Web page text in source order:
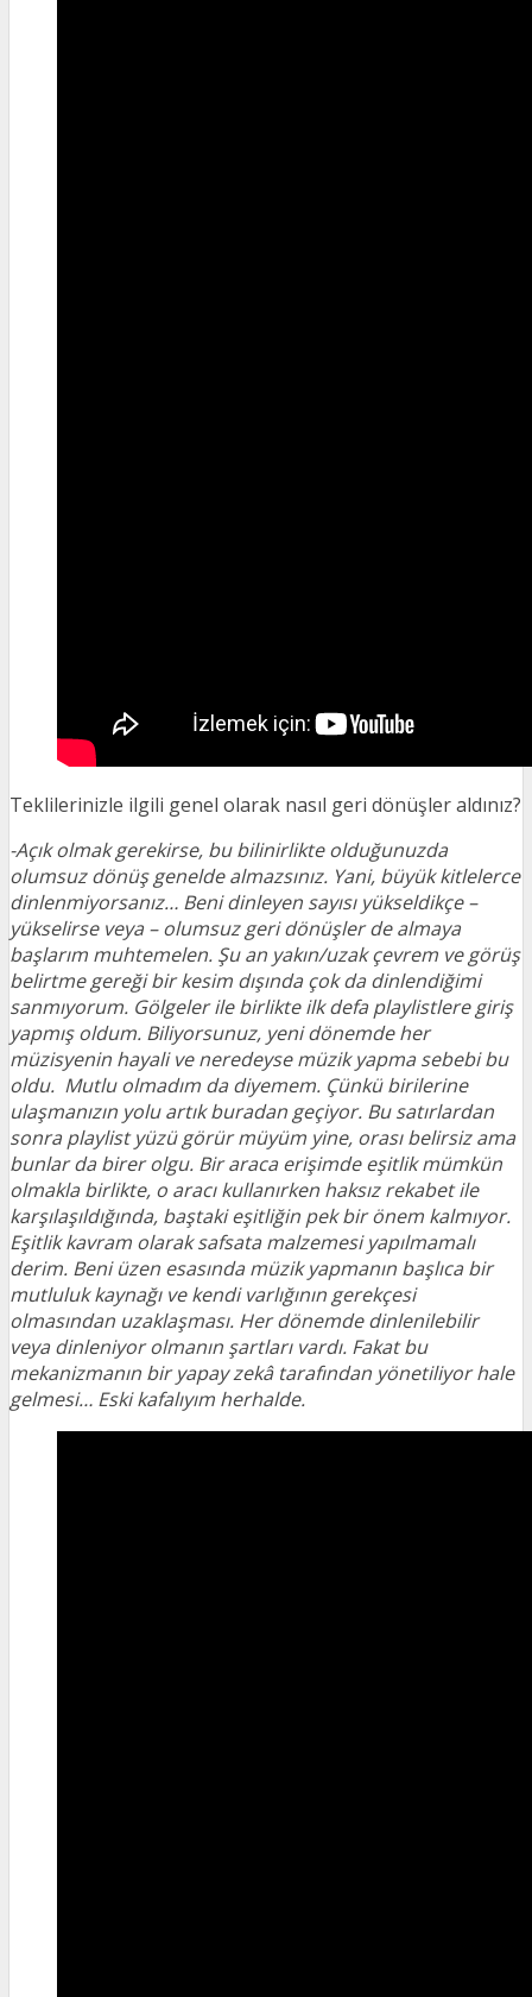
Teklilerinizle ilgili genel olarak nasıl geri dönüşler aldınız?
-Açık olmak gerekirse, bu bilinirlikte olduğunuzda
olumsuz dönüş genelde almazsınız. Yani, büyük kitlelerce
dinlenmiyorsanız… Beni dinleyen sayısı yükseldikçe –
yükselirse veya – olumsuz geri dönüşler de almaya
başlarım muhtemelen. Şu an yakın/uzak çevrem ve görüş
belirtme gereği bir kesim dışında çok da dinlendiğimi
sanmıyorum. Gölgeler ile birlikte ilk defa playlistlere giriş
yapmış oldum. Biliyorsunuz, yeni dönemde her
müzisyenin hayali ve neredeyse müzik yapma sebebi bu
oldu. Mutlu olmadım da diyemem. Çünkü birilerine
ulaşmanızın yolu artık buradan geçiyor. Bu satırlardan
sonra playlist yüzü görür müyüm yine, orası belirsiz ama
bunlar da birer olgu. Bir araca erişimde eşitlik mümkün
olmakla birlikte, o aracı kullanırken haksız rekabet ile
karşılaşıldığında, baştaki eşitliğin pek bir önem kalmıyor.
Eşitlik kavram olarak safsata malzemesi yapılmamalı
derim. Beni üzen esasında müzik yapmanın başlıca bir
mutluluk kaynağı ve kendi varlığının gerekçesi
olmasından uzaklaşması. Her dönemde dinlenilebilir
veya dinleniyor olmanın şartları vardı. Fakat bu
mekanizmanın bir yapay zekâ tarafından yönetiliyor hale
gelmesi… Eski kafalıyım herhalde.